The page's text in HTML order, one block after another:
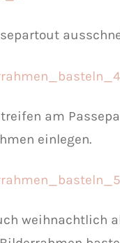
am
einlegen.
weihnachtlich